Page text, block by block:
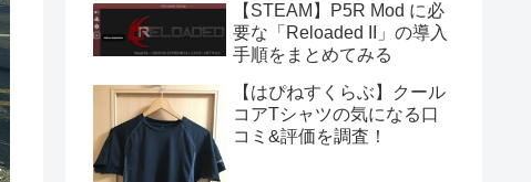
【STEAM】P5R Mod に必
要な「Reloaded II」の導入
手順をまとめてみる
【はぴねすくらぶ】クール
コアTシャツの気になる口
コミ&評価を調査！